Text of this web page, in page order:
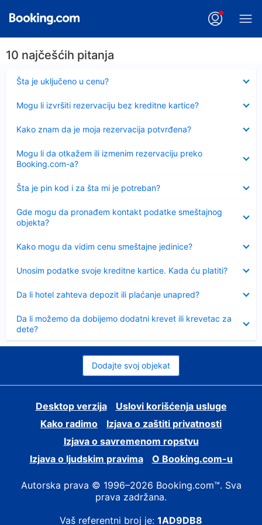
10 najčešćih pitanja
Šta je uključeno u cenu?
Sažeto
Mogu li izvršiti rezervaciju bez kreditne kartice?
Kako znam da je moja rezervacija potvrđena?
Mogu li da otkažem ili izmenim rezervaciju preko
Booking.com-a?
Šta je pin kod i za šta mi je potreban?
Sažeto
Gde mogu da pronađem kontakt podatke smeštajnog
objekta?
Kako mogu da vidim cenu smeštajne jedinice?
Unosim podatke svoje kreditne kartice. Kada ću platiti?
Da li hotel zahteva depozit ili plaćanje unapred?
Da li možemo da dobijemo dodatni krevet ili krevetac za
dete?
Dodajte svoj objekat
Desktop verzija
Uslovi korišćenja usluge
Kako radimo
Izjava o zaštiti privatnosti
Izjava o savremenom ropstvu
Izjava o ljudskim pravima
О Booking.com-u
Autorska prava © 1996–2026 Booking.com™. Sva
prava zadržana.
Vaš referentni broj je: 1AD9DB8